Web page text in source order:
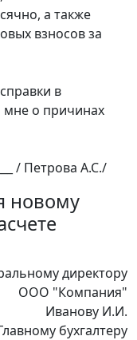
а также
взносов за
в
о причинах
/ Петрова А.С./
новому
директору
ООО "Компания"
Иванову И.И.
бухгалтеру